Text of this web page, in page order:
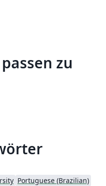
zu
Portuguese (Brazilian)